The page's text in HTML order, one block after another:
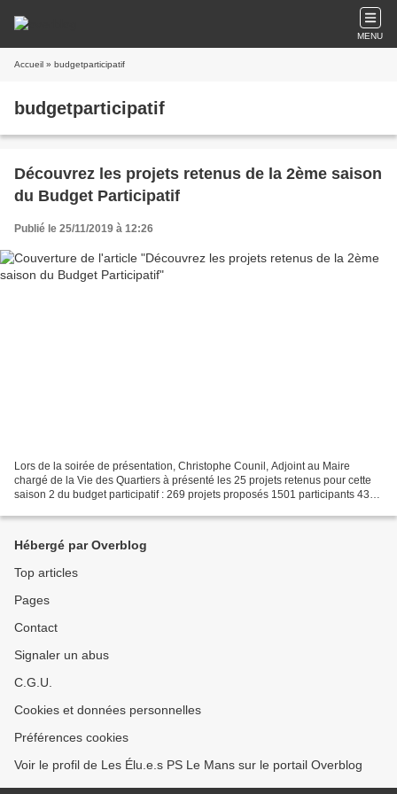
MENU
Accueil » budgetparticipatif
budgetparticipatif
Découvrez les projets retenus de la 2ème saison
du Budget Participatif
Publié le 25/11/2019 à 12:26
Lors de la soirée de présentation, Christophe Counil, Adjoint au Maire
chargé de la Vie des Quartiers à présenté les 25 projets retenus pour cette
saison 2 du budget participatif : 269 projets proposés 1501 participants 43
Hébergé par Overblog
Top articles
Pages
Contact
Signaler un abus
C.G.U.
Cookies et données personnelles
Préférences cookies
Voir le profil de Les Élu.e.s PS Le Mans sur le portail Overblog